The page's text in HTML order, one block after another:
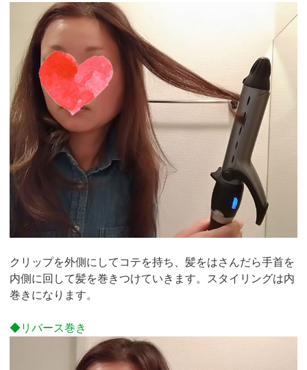
クリップを外側にしてコテを持ち、髪をはさんだら手首を
内側に回して髪を巻きつけていきます。スタイリングは内
巻きになります。
◆リバース巻き